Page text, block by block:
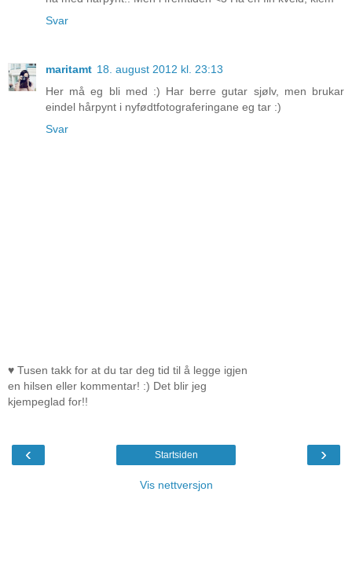
Svar
maritamt 18. august 2012 kl. 23:13
Her må eg bli med :) Har berre gutar sjølv, men brukar
eindel hårpynt i nyfødtfotograferingane eg tar :)
Svar
♥ Tusen takk for at du tar deg tid til å legge igjen
en hilsen eller kommentar! :) Det blir jeg
kjempeglad for!!
‹ ›
Startsiden
Vis nettversjon